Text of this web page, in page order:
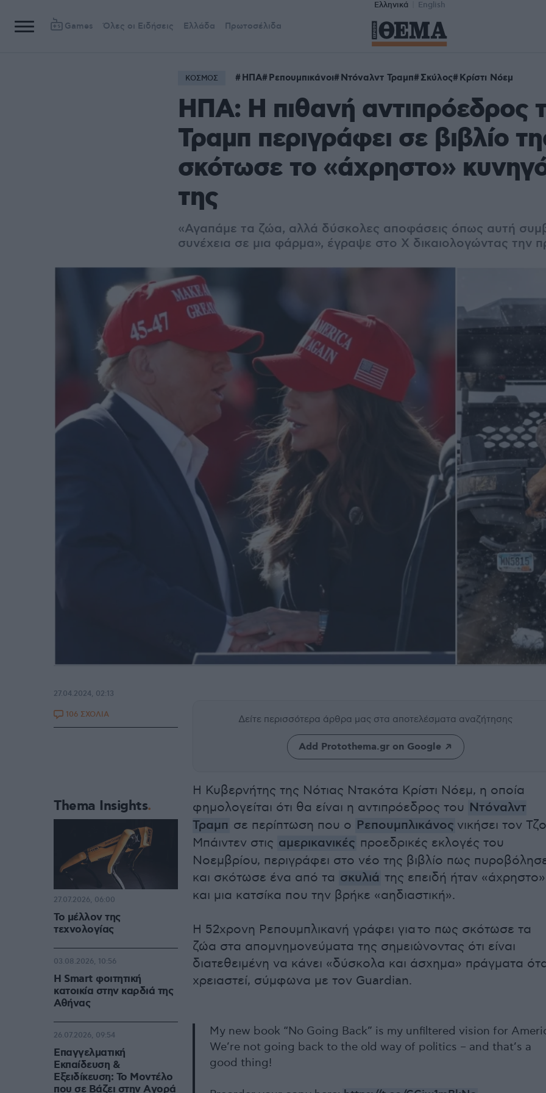
Ελληνικά English
Games Όλες οι Ειδήσεις Ελλάδα Πρωτοσέλιδα
ΚΟΣΜΟΣ ΗΠΑ Ρεπουμπικάνοι Ντόναλντ Τραμπ Σκύλος Κρίστι Νόεμ
ΗΠΑ: Η πιθανή αντιπρόεδρος
Τραμπ περιγράφει σε βιβλίο
σκότωσε το «άχρηστο»
της
«Αγαπάμε τα ζώα, αλλά δύσκολες αποφάσεις όπως αυτή
συνέχεια σε μια φάρμα», έγραψε στο Χ δικαιολογώντας την
Δείτε περισσότερα άρθρα μας στα αποτελέσματα αναζήτησης
Add Protothema.gr on Google
Η Κυβερνήτης της Νότιας Ντακότα Κρίστι Νόεμ, η οποία
φημολογείται ότι θα είναι η αντιπρόεδρος του Ντόναλντ
Τραμπ σε περίπτωση που ο Ρεπουμπλικάνος νικήσει τον Τζο
Μπάιντεν στις αμερικανικές προεδρικές εκλογές του
Νοεμβρίου, περιγράφει στο νέο της βιβλίο πως
και σκότωσε ένα από τα σκυλιά της επειδή ήταν
και μια κατσίκα που την βρήκε «αηδιαστική».
Η 52χρονη Ρεπουμπλικανή γράφει για το πως σκότωσε τα
ζώα στα απομνημονεύματα της σημειώνοντας ότι είναι
διατεθειμένη να κάνει «δύσκολα και άσχημα» πράγματα
χρειαστεί, σύμφωνα με τον Guardian.
My new book “No Going Back” is my unfiltered vision for
We’re not going back to the old way of politics – and that’s a
good thing!
27.04.2024, 02:13
106 ΣΧΟΛΙΑ
Thema Insights
Το μέλλον της
τεχνολογίας
27.07.2026, 06:00
Η Smart φοιτητική
κατοικία στην καρδιά της
Αθήνας
03.08.2026, 10:56
Επαγγελματική
Εκπαίδευση &
Εξειδίκευση: Το Mοντέλο
που σε Bάζει στην Aγορά
26.07.2026, 09:54